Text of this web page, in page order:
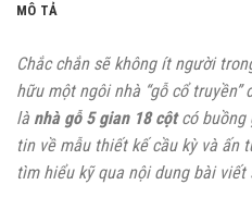
MÔ TẢ
Chắc chắn sẽ không ít người
hữu một ngôi nhà “gỗ cổ
là nhà gỗ 5 gian 18 cộtcó buồng
tin về mẫu thiết kế cầu kỳ và ấn
tìm hiểu kỹ qua nội dung bài viết